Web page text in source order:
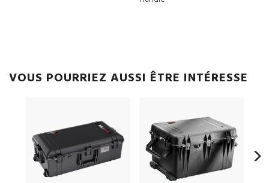
VOUS POURRIEZ AUSSI ÊTRE INTÉRESSE